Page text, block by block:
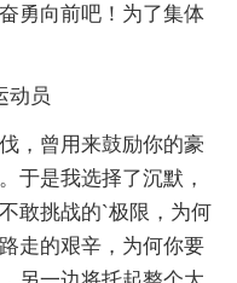
勇向前吧！为了集体
动员
，曾用来鼓励你的豪
于是我选择了沉默，
敢挑战的`极限，为何
走的艰辛，为何你要